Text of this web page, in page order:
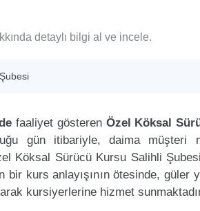
detaylı bilgi al ve incele.
faaliyet gösteren Özel Köksal
gün itibariyle, daima müşteri
Köksal Sürücü Kursu Salihli
bir kurs anlayışının ötesinde, güler
kursiyerlerine hizmet